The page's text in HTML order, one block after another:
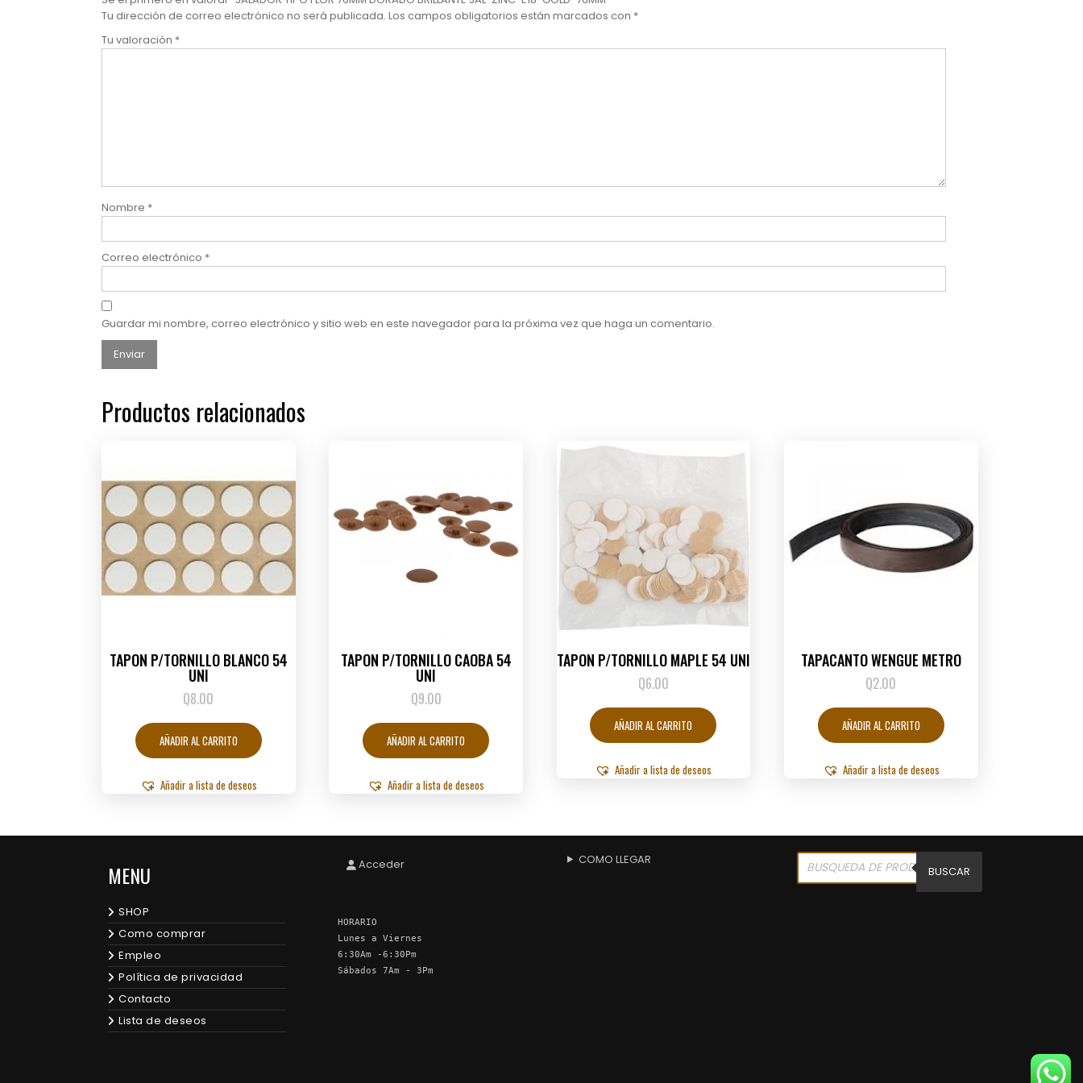
Tu dirección de correo electrónico no será publicada. Los campos obligatorios están marcados con *
Tu valoración *
Nombre *
Correo electrónico *
Guardar mi nombre, correo electrónico y sitio web en este navegador para la próxima vez que haga un comentario.
Productos relacionados
TAPON P/TORNILLO BLANCO 54
UNI
Q8.00
AÑADIR AL CARRITO
Añadir a lista de deseos
TAPON P/TORNILLO CAOBA 54
UNI
Q9.00
AÑADIR AL CARRITO
Añadir a lista de deseos
TAPON P/TORNILLO MAPLE 54 UNI
Q6.00
AÑADIR AL CARRITO
Añadir a lista de deseos
TAPACANTO WENGUE METRO
Q2.00
AÑADIR AL CARRITO
Añadir a lista de deseos
MENU
SHOP
Como comprar
Empleo
Política de privacidad
Contacto
Lista de deseos
Acceder
HORARIO
Lunes a Viernes
6:30Am -6:30Pm
Sábados 7Am - 3Pm
COMO LLEGAR Products
search BUSCAR